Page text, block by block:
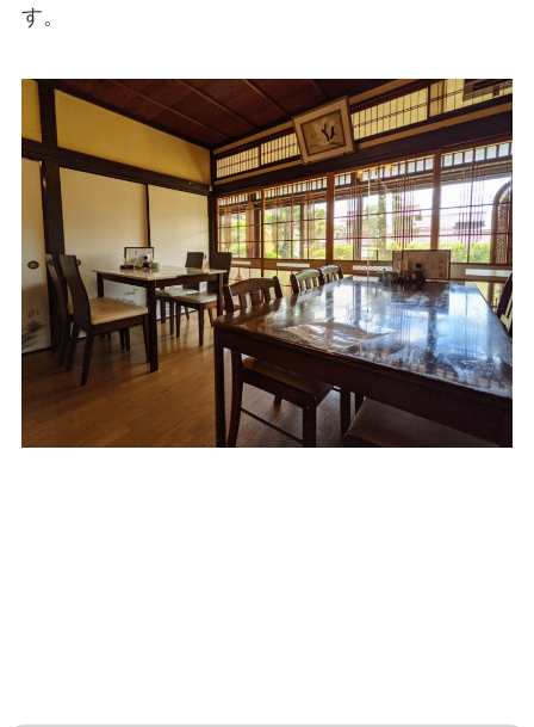
す。